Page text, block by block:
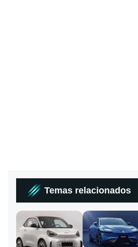
Temas relacionados